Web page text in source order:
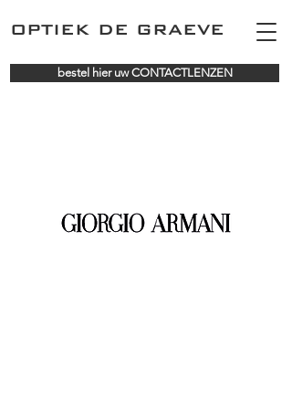
OPTIEK DE GRAEVE
bestel hier uw CONTACTLENZEN